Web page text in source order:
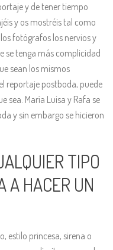
y de tener tiempo
y os mostréis tal como
fotógrafos los nervios y
se tenga más complicidad
sean los mismos
reportaje postboda, puede
sea. María Luisa y Rafa se
y sin embargo se hicieron
TIPO
A HACER UN
estilo princesa, sirena o